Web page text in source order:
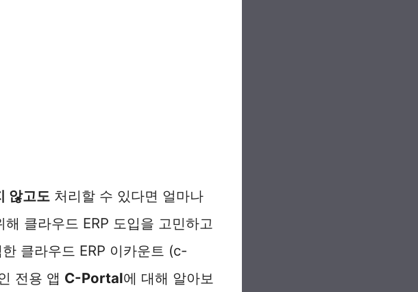
않고도 처리할 수 있다면 얼마나
클라우드 ERP 도입을 고민하고
클라우드 ERP 이카운트 (c-
전용 앱 C-Portal에 대해 알아보